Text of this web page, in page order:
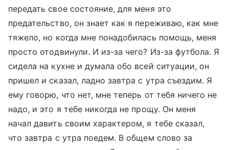
передать свое состояние, для меня это
предательство, он знает как я переживаю, как мне
тяжело, но когда мне понадобилась помощь, меня
просто отодвинули. И из-за чего? Из-за футбола. Я
сидела на кухне и думала обо всей ситуации, он
пришел и сказал, ладно завтра с утра съездим. Я
ему говорю, что нет, мне теперь от тебя ничего не
надо, и это я тебе никогда не прощу. Он меня
начал давить своим характером, я тебе сказал,
что завтра с утра поедем. В общем слово за